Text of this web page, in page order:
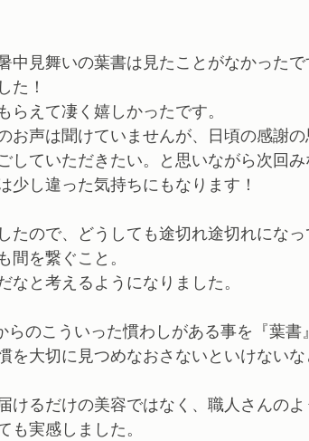
中見舞いの葉書は見たことがなかった
た！
えて凄く嬉しかったです。
お声は聞けていませんが、日頃の感謝
していただきたい。と思いながら次回
し違った気持ちにもなります！
たので、どうしても途切れ途切れにな
を繋ぐこと。
と考えるようになりました。
らのこういった慣わしがある事を『葉書
を大切に見つめなおさないといけない
けるだけの美容ではなく、職人さんの
実感しました。